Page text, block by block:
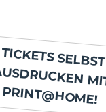
TICKETS SELBST
AUSDRUCKEN MIT
PRINT@HOME!